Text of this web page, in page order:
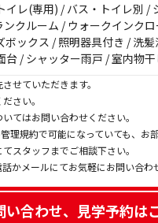
イレ(専用) / バス・トイレ別 /
クルーム / ウォークインク
ボックス / 照明器具付き / 洗
台 / シャッター雨戸 / 室内物
せていただきます。
さい。
てはお問い合わせください。
理規約で可能になっていても、お
スタッフまでご相談下さい。
かメールにてお気軽にお問い合わ
い合わせ、見学予約は